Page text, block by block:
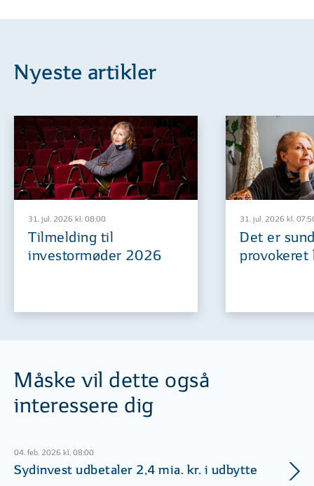
Nyeste artikler
31. jul. 2026 kl. 08:00
Tilmelding til
investormøder 2026
31. jul. 2026 kl.
Det er
provokeret
Måske vil dette også
interessere dig
04. feb. 2026 kl. 08:00
Sydinvest udbetaler 2,4 mia. kr. i udbytte